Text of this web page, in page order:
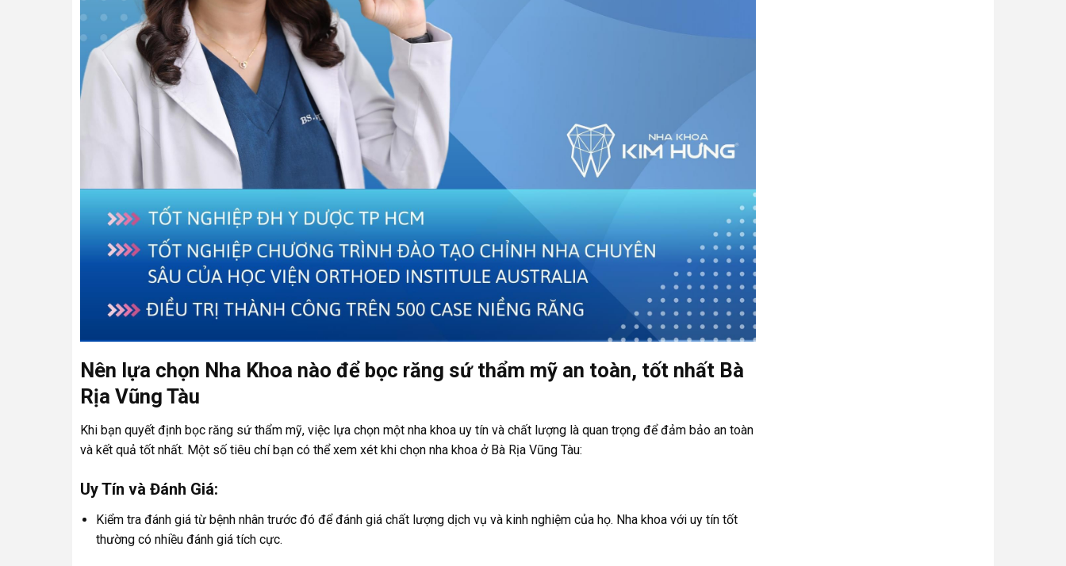
Nên lựa chọn Nha Khoa nào để bọc răng sứ thẩm mỹ an toàn, tốt nhất Bà
Rịa Vũng Tàu
Khi bạn quyết định bọc răng sứ thẩm mỹ, việc lựa chọn một nha khoa uy tín và chất lượng là quan trọng để đảm bảo an toàn
và kết quả tốt nhất. Một số tiêu chí bạn có thể xem xét khi chọn nha khoa ở Bà Rịa Vũng Tàu:
Uy Tín và Đánh Giá:
Kiểm tra đánh giá từ bệnh nhân trước đó để đánh giá chất lượng dịch vụ và kinh nghiệm của họ. Nha khoa với uy tín tốt
thường có nhiều đánh giá tích cực.